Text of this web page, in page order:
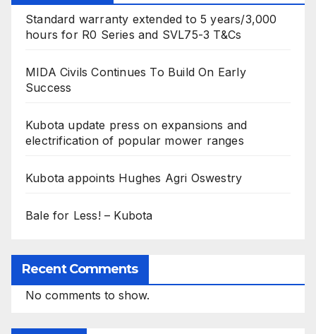
Standard warranty extended to 5 years/3,000
hours for R0 Series and SVL75-3 T&Cs
MIDA Civils Continues To Build On Early
Success
Kubota update press on expansions and
electrification of popular mower ranges
Kubota appoints Hughes Agri Oswestry
Bale for Less! – Kubota
Recent Comments
No comments to show.